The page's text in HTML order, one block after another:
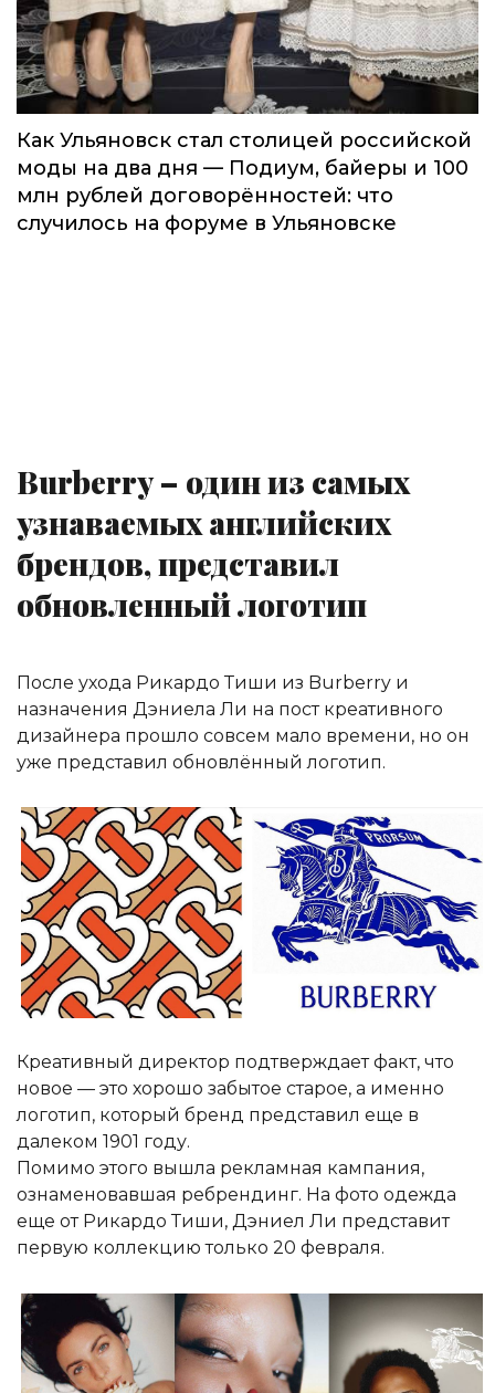
Как Ульяновск стал столицей российской
моды на два дня — Подиум, байеры и 100
млн рублей договорённостей: что
случилось на форуме в Ульяновске
Burberry – один из самых
узнаваемых английских
брендов, представил
обновленный логотип
После ухода Рикардо Тиши из Burberry и
назначения Дэниела Ли на пост креативного
дизайнера прошло совсем мало времени, но он
уже представил обновлённый логотип.
Креативный директор подтверждает факт, что
новое — это хорошо забытое старое, а именно
логотип, который бренд представил еще в
далеком 1901 году.
Помимо этого вышла рекламная кампания,
ознаменовавшая ребрендинг. На фото одежда
еще от Рикардо Тиши, Дэниел Ли представит
первую коллекцию только 20 февраля.